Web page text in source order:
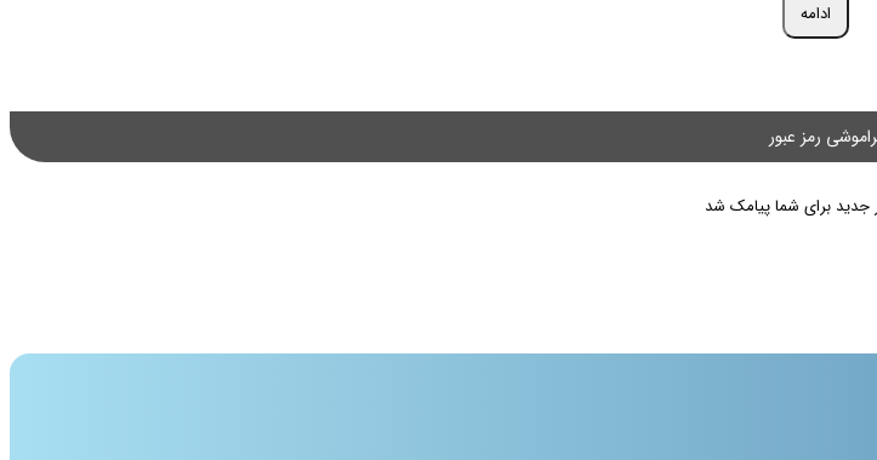
ادامه
رمز عبور
جدید برای شما پیامک شد